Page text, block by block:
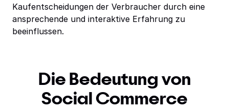
Kaufentscheidungen der Verbraucher durch eine
ansprechende und interaktive Erfahrung zu
beeinflussen.
Die Bedeutung von
Social Commerce